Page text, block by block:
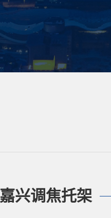
嘉兴调焦托架